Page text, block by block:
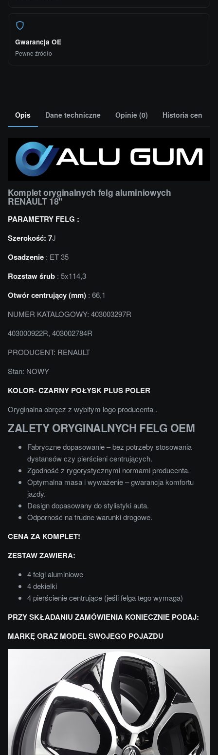
Gwarancja OE
Pewne źródło
Opis Dane techniczne Opinie (0) Historia cen
Komplet oryginalnych felg aluminiowych
RENAULT 18''
PARAMETRY FELG :
Szerokość: 7J
Osadzenie : ET 35
Rozstaw śrub : 5x114,3
Otwór centrujący (mm) : 66,1
NUMER KATALOGOWY: 403003297R
403000922R, 403002784R
PRODUCENT: RENAULT
Stan: NOWY
KOLOR- CZARNY POŁYSK PLUS POLER
Oryginalna obręcz z wybitym logo producenta .
ZALETY ORYGINALNYCH FELG OEM
Fabryczne dopasowanie – bez potrzeby stosowania
dystansów czy pierścieni centrujących.
Zgodność z rygorystycznymi normami producenta.
Optymalna masa i wyważenie – gwarancja komfortu
jazdy.
Design dopasowany do stylistyki auta.
Odporność na trudne warunki drogowe.
CENA ZA KOMPLET!
ZESTAW ZAWIERA:
4 felgi aluminiowe
4 dekielki
4 pierścienie centrujące (jeśli felga tego wymaga)
PRZY SKŁADANIU ZAMÓWIENIA KONIECZNIE PODAJ:
MARKĘ ORAZ MODEL SWOJEGO POJAZDU